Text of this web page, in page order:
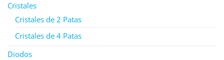
Cristales
Cristales de 2 Patas
Cristales de 4 Patas
Diodos